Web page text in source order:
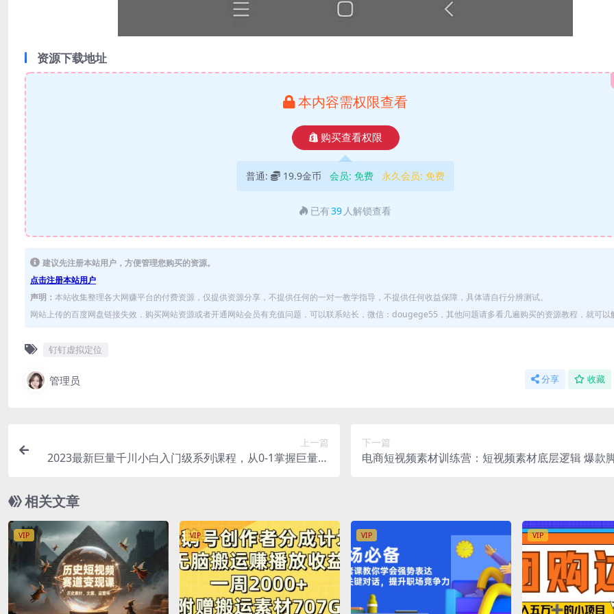
资源下载地址
本内容需权限查看
购买查看权限
普通: 19.9金币 会员: 免费 永久会员: 免费
已有39 人解锁查看
建议先注册本站用户，方便管理您购买的资源。
点击注册本站用户
声明： 本站收集整理各大网赚平台的付费资源，仅提供资源分享，不提供任何的一对一教学指导，不提供任何收益保障，具体请自行分辨测试。
网站上传的百度网盘链接失效，购买网站资源或者开通网站会员有充值问题，可以联系站长，微信：dougege55，其他问题请多看几遍购买的资源教程，就可以
钉钉虚拟定位
管理员 分享 收藏
上一篇
2023最新巨量千川小白入门级系列课程，从0-1掌握巨量千
下一篇
电商短视频素材训练营：短视频素材底层逻辑 爆款
相关文章
VIP VIP VIP VIP